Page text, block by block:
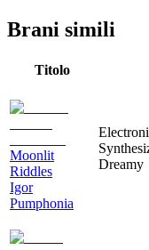
Brani simili
Titolo
Moonlit
Riddles
Igor
Pumphonia
Dreamy